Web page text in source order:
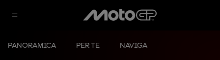
PANORAMICA PER TE NAVIGA